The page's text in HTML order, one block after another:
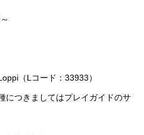
（Lコード：33933）
につきましてはプレイガイドのサ